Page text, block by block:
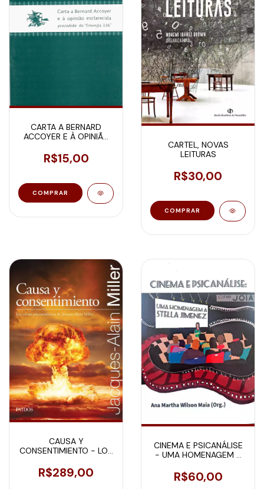
CARTA A BERNARD
ACCOYER E À OPINIÃO
R$15,00
CARTEL, NOVAS
LEITURAS
R$30,00
CAUSA Y
CONSENTIMIENTO - LOS
PSICOANALÍTICOS DE
JACQUES-ALAIN MILLER
R$289,00
CINEMA E PSICANÁLISE
- UMA HOMENAGEM A
R$60,00